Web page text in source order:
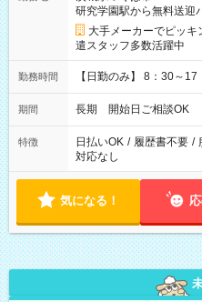
研究学園駅から無料送迎
大手メーカーでピッ
遣スタッフ多数活躍中
勤務時間 【日勤のみ】 8：30～
期間 長期 開始日ご相談OK
特徴 日払いOK / 履歴書不要 /
対応なし
気になる！